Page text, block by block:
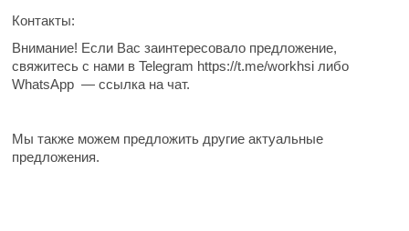
Контакты:
Внимание! Если Вас заинтересовало предложение,
свяжитесь с нами в Telegram https://t.me/workhsi либо
WhatsApp — ссылка на чат.
Мы также можем предложить другие актуальные
предложения.